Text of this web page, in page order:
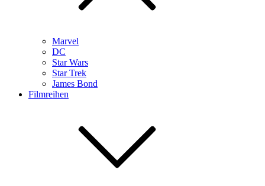
Marvel
DC
Star Wars
Star Trek
James Bond
Filmreihen